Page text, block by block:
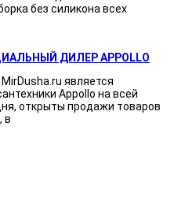
без силикона всех
ДИЛЕР APPOLLO
является
Appollo на всей
открыты продажи товаров
в